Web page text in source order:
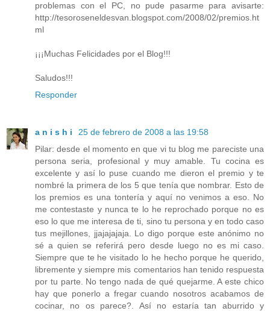
problemas con el PC, no pude pasarme para avisarte:
http://tesoroseneldesvan.blogspot.com/2008/02/premios.ht
ml
¡¡¡Muchas Felicidades por el Blog!!!
Saludos!!!
Responder
a n i s h i
25 de febrero de 2008 a las 19:58
Pilar: desde el momento en que vi tu blog me pareciste una
persona seria, profesional y muy amable. Tu cocina es
excelente y así lo puse cuando me dieron el premio y te
nombré la primera de los 5 que tenía que nombrar. Esto de
los premios es una tontería y aquí no venimos a eso. No
me contestaste y nunca te lo he reprochado porque no es
eso lo que me interesa de ti, sino tu persona y en todo caso
tus mejillones, jjajajajaja. Lo digo porque este anónimo no
sé a quien se referirá pero desde luego no es mi caso.
Siempre que te he visitado lo he hecho porque he querido,
libremente y siempre mis comentarios han tenido respuesta
por tu parte. No tengo nada de qué quejarme. A este chico
hay que ponerlo a fregar cuando nosotros acabamos de
cocinar, no os parece?. Así no estaría tan aburrido y